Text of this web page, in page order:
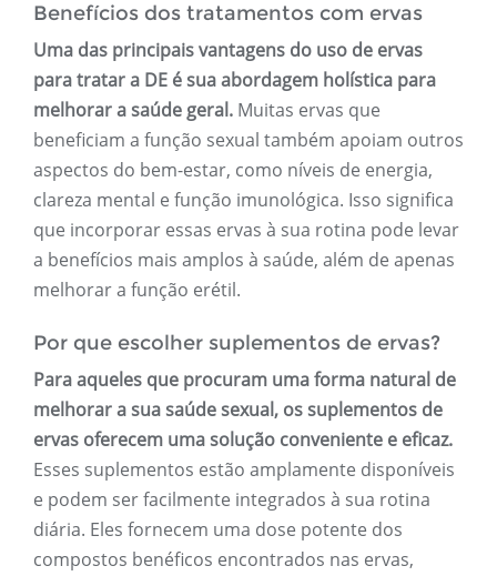
Benefícios dos tratamentos com ervas
Uma das principais vantagens do uso de ervas
para tratar a DE é sua abordagem holística para
melhorar a saúde geral. Muitas ervas que
beneficiam a função sexual também apoiam outros
aspectos do bem-estar, como níveis de energia,
clareza mental e função imunológica. Isso significa
que incorporar essas ervas à sua rotina pode levar
a benefícios mais amplos à saúde, além de apenas
melhorar a função erétil.
Por que escolher suplementos de ervas?
Para aqueles que procuram uma forma natural de
melhorar a sua saúde sexual, os suplementos de
ervas oferecem uma solução conveniente e eficaz.
Esses suplementos estão amplamente disponíveis
e podem ser facilmente integrados à sua rotina
diária. Eles fornecem uma dose potente dos
compostos benéficos encontrados nas ervas,